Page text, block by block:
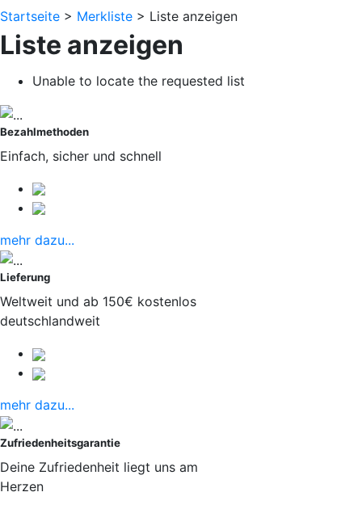
Startseite > Merkliste > Liste anzeigen
Liste anzeigen
Unable to locate the requested list
Bezahlmethoden
Einfach, sicher und schnell
mehr dazu...
Lieferung
Weltweit und ab 150€ kostenlos
deutschlandweit
mehr dazu...
Zufriedenheitsgarantie
Deine Zufriedenheit liegt uns am
Herzen